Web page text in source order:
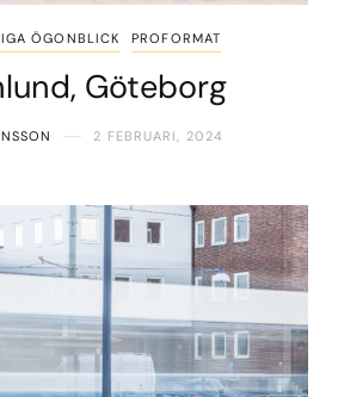
ÖGONBLICK PROFORMAT
Göteborg
2 FEBRUARI, 2024